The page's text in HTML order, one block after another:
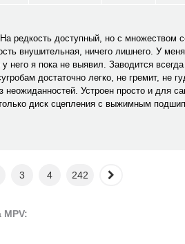
редкость доступный, но с множеством
внушительная, ничего лишнего. У
него я пока не выявил. Заводится
достаточно легко, не гремит, не
Устроен просто и для
диск сцепления с выжимным
3 4 242